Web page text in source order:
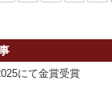
にて金賞受賞